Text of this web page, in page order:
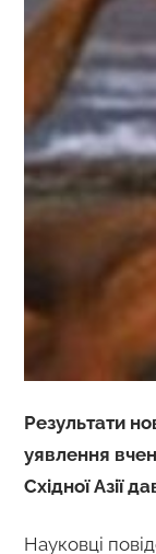
Результати
уявлення
Східної Азії
Науковці